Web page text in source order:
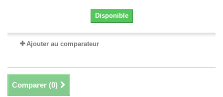
Disponible
Ajouter au comparateur
Comparer (0)